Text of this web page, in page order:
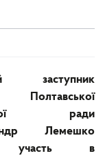
заступник
Полтавської
ради
Лемешко
участь в